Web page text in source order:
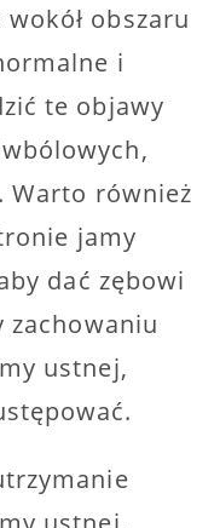
obszaru
i
te objawy
Warto również
jamy
dać zębowi
zachowaniu
ustnej,